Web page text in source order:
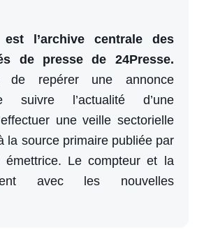
l’archive centrale des
de presse de 24Presse.
de repérer une annonce
suivre l’actualité d’une
une veille sectorielle
la source primaire publiée par
émettrice. Le compteur et la
avec les nouvelles